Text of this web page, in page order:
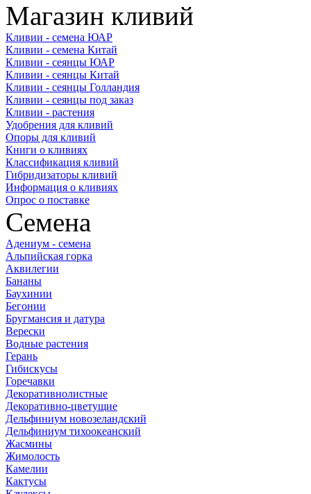
Магазин кливий
Кливии - семена ЮАР
Кливии - семена Китай
Кливии - сеянцы ЮАР
Кливии - сеянцы Китай
Кливии - сеянцы Голландия
Кливии - сеянцы под заказ
Кливии - растения
Удобрения для кливий
Опоры для кливий
Книги о кливиях
Классификация кливий
Гибридизаторы кливий
Информация о кливиях
Опрос о поставке
Семена
Адениум - семена
Альпийская горка
Аквилегии
Бананы
Баухинии
Бегонии
Бругмансия и датура
Верески
Водные растения
Герань
Гибискусы
Горечавки
Декоративнолистные
Декоративно-цветущие
Дельфиниум новозеландский
Дельфиниум тихоокеанский
Жасмины
Жимолость
Камелии
Кактусы